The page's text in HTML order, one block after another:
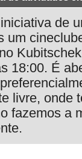
de
um
18:00. É
livre, onde
fazemos a